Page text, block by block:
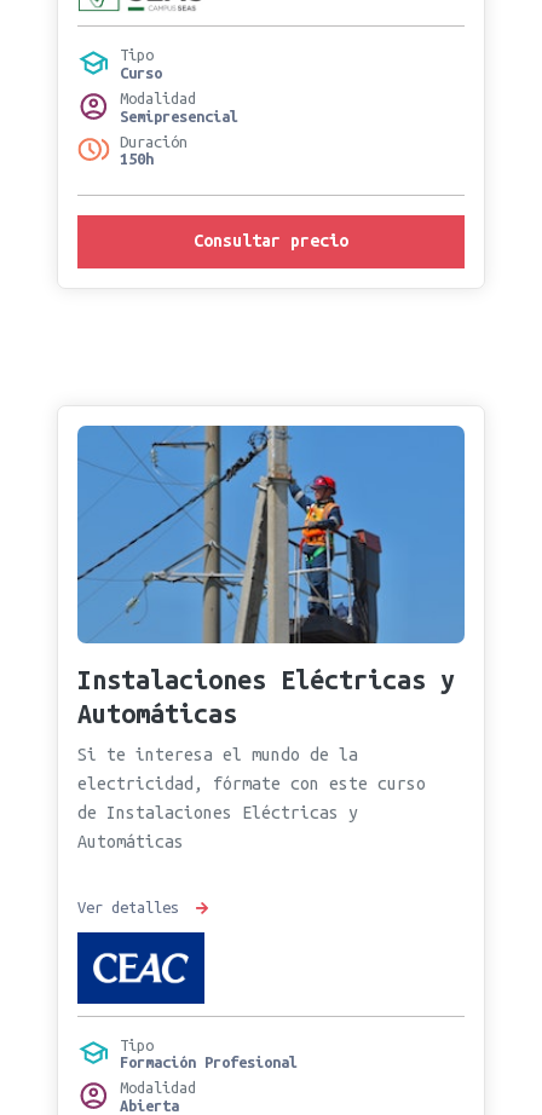
Tipo
Curso
Modalidad
Semipresencial
Duración
150h
Consultar precio
Instalaciones Eléctricas y
Automáticas
Si te interesa el mundo de la
electricidad, fórmate con este curso
de Instalaciones Eléctricas y
Automáticas
Ver detalles
Tipo
Formación Profesional
Modalidad
Abierta